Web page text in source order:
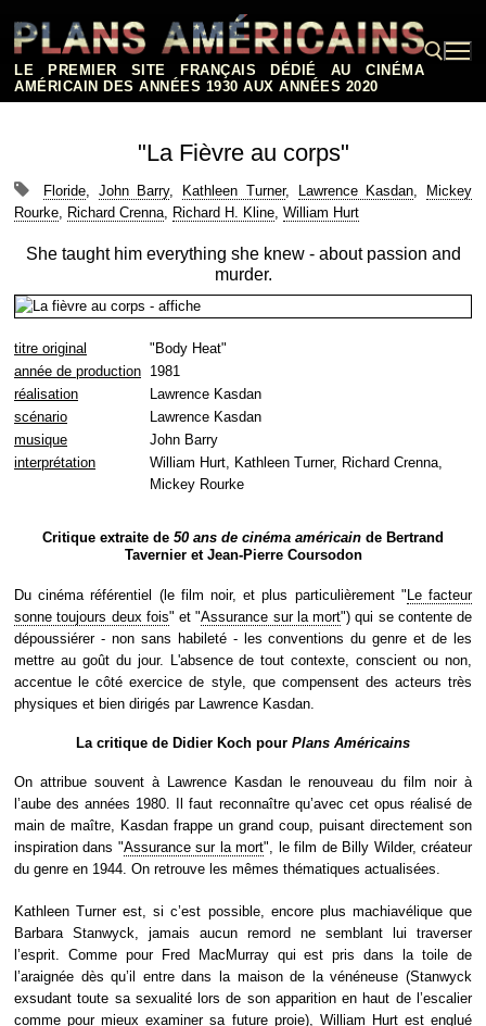
contenu
LE PREMIER SITE FRANÇAIS DÉDIÉ AU CINÉMA
AMÉRICAIN DES ANNÉES 1930 AUX ANNÉES 2020
"La Fièvre au corps"
Floride, John Barry, Kathleen Turner, Lawrence Kasdan,
Mickey
Rourke, Richard Crenna, Richard H. Kline, William Hurt
She taught him everything she knew - about passion and
murder.
titre original
"Body Heat"
année de production 1981
réalisation
Lawrence Kasdan
scénario
Lawrence Kasdan
musique
John Barry
interprétation
William Hurt, Kathleen Turner, Richard Crenna,
Mickey Rourke
Critique extraite de 50 ans de cinéma américain de Bertrand
Tavernier et Jean-Pierre Coursodon
Du cinéma référentiel (le film noir, et plus particulièrement "Le facteur
sonne toujours deux fois" et "Assurance sur la mort") qui se contente de
dépoussiérer - non sans habileté - les conventions du genre et de les
mettre au goût du jour. L'absence de tout contexte, conscient ou non,
accentue le côté exercice de style, que compensent des acteurs très
physiques et bien dirigés par Lawrence Kasdan.
La critique de Didier Koch pour Plans Américains
On attribue souvent à Lawrence Kasdan le renouveau du film noir à
l’aube des années 1980. Il faut reconnaître qu’avec cet opus réalisé de
main de maître, Kasdan frappe un grand coup, puisant directement son
inspiration dans "Assurance sur la mort", le film de Billy Wilder, créateur
du genre en 1944. On retrouve les mêmes thématiques actualisées.
Kathleen Turner est, si c’est possible, encore plus machiavélique que
Barbara Stanwyck, jamais aucun remord ne semblant lui traverser
l’esprit. Comme pour Fred MacMurray qui est pris dans la toile de
l’araignée dès qu’il entre dans la maison de la vénéneuse (Stanwyck
exsudant toute sa sexualité lors de son apparition en haut de l’escalier
comme pour mieux examiner sa future proie), William Hurt est englué